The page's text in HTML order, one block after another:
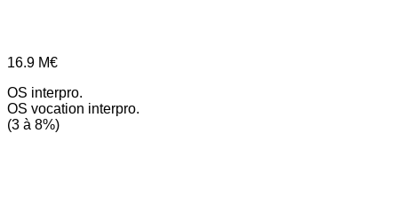
16.9 M€
OS interpro.
OS vocation interpro.
(3 à 8%)